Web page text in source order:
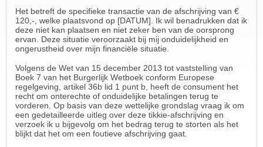
Het betreft de specifieke transactie van de afschrijving van €
120,-, welke plaatsvond op [DATUM]. Ik wil benadrukken dat ik
deze niet kan plaatsen en niet zeker ben van de oorsprong
ervan. Deze situatie veroorzaakt bij mij onduidelijkheid en
ongerustheid over mijn financiële situatie.
Volgens de Wet van 15 december 2013 tot vaststelling van
Boek 7 van het Burgerlijk Wetboek conform Europese
regelgeving, artikel 36b lid 1 punt b, heeft de consument het
recht om onterechte of onduidelijke betalingen terug te
vorderen. Op basis van deze wettelijke grondslag vraag ik om
een gedetailleerde uitleg over deze tikkie-afschrijving en
verzoek ik u bijgevolg om het bedrag terug te storten als het
blijkt dat het om een foutieve afschrijving gaat.